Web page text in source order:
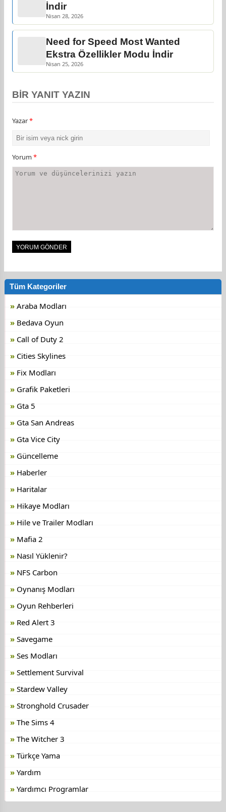
İndir
Nisan 28, 2026
Need for Speed Most Wanted
Ekstra Özellikler Modu İndir
Nisan 25, 2026
BIR YANIT YAZIN
Yazar*
Yorum *
Tüm Kategoriler
Araba Modları
Bedava Oyun
Call of Duty 2
Cities Skylines
Fix Modları
Grafik Paketleri
Gta 5
Gta San Andreas
Gta Vice City
Güncelleme
Haberler
Haritalar
Hikaye Modları
Hile ve Trailer Modları
Mafia 2
Nasıl Yüklenir?
NFS Carbon
Oynanış Modları
Oyun Rehberleri
Red Alert 3
Savegame
Ses Modları
Settlement Survival
Stardew Valley
Stronghold Crusader
The Sims 4
The Witcher 3
Türkçe Yama
Yardım
Yardımcı Programlar